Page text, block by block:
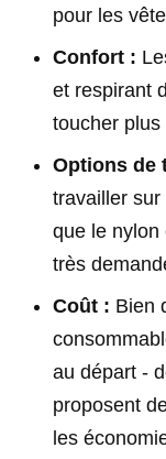
pour les
Confort :
et respirant
toucher
Options de
travailler
que le nylon
très
Coût : Bien
au départ -
proposent
les